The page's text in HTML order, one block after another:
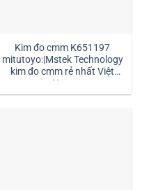
Kim đo cmm K651197
mitutoyo:|Mstek Technology
kim đo cmm rẻ nhất Việt
Nam